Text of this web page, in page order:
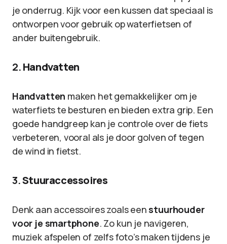
je onderrug. Kijk voor een kussen dat speciaal is
ontworpen voor gebruik op waterfietsen of
ander buitengebruik.
2.Handvatten
Handvatten maken het gemakkelijker om je
waterfiets te besturen en bieden extra grip. Een
goede handgreep kan je controle over de fiets
verbeteren, vooral als je door golven of tegen
de wind in fietst.
3.Stuuraccessoires
Denk aan accessoires zoals een stuurhouder
voor je smartphone. Zo kun je navigeren,
muziek afspelen of zelfs foto’s maken tijdens je